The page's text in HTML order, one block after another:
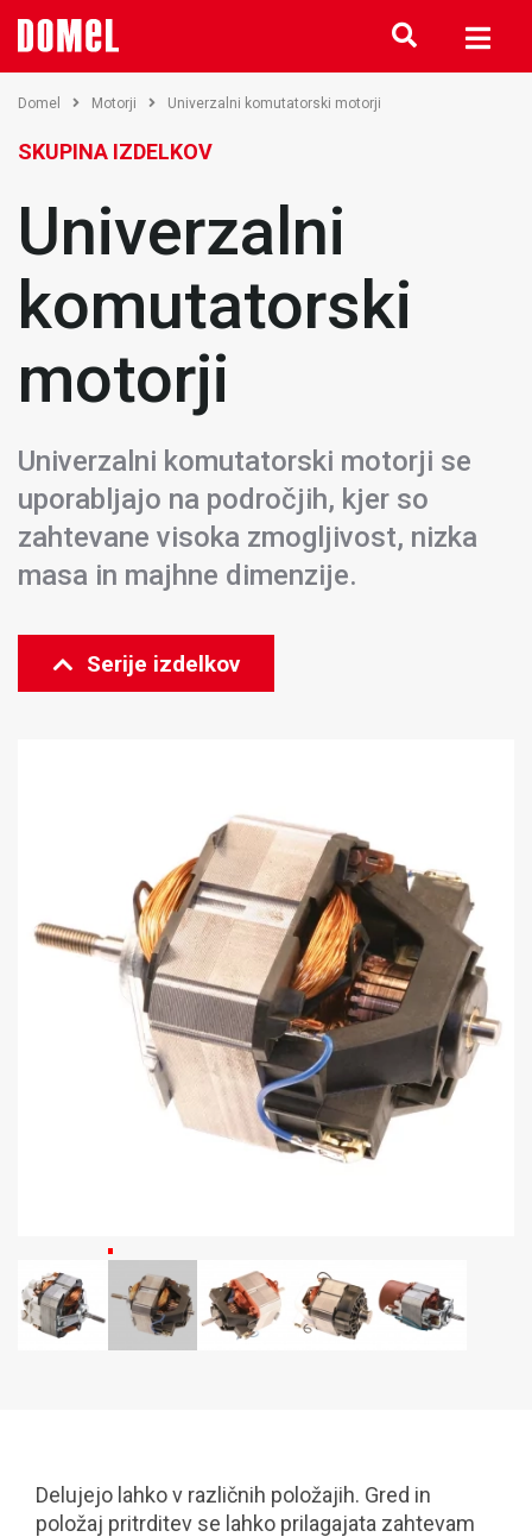
Domel Motorji Univerzalni komutatorski motorji
SKUPINA IZDELKOV
Univerzalni
komutatorski
motorji
Univerzalni komutatorski motorji se
uporabljajo na področjih, kjer so
zahtevane visoka zmogljivost, nizka
masa in majhne dimenzije.
Serije izdelkov
Delujejo lahko v različnih položajih. Gred in
položaj pritrditev se lahko prilagajata zahtevam